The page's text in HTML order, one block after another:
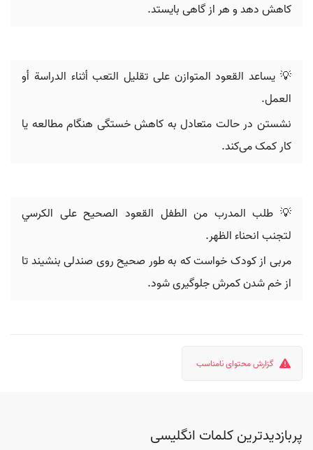
کاهش دهد و هر از گاهی بایستد.
💡 يساعد القعود المتوازن على تقليل التعب أثناء الدراسة أو
العمل.
نشستن در حالت متعادل به کاهش خستگی هنگام مطالعه یا
کار کمک می‌کند.
💡 طلب المدرب من الطفل القعود الصحيح على الكرسي
لتجنب انحناء الظهر.
مربی از کودک خواست که به طور صحیح روی صندلی بنشیند تا
از خم شدن کمرش جلوگیری شود.
گزارش محتوای نامناسب
پربازدیدترین کلمات انگلیسی